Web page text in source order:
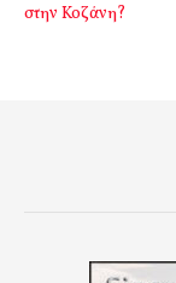
στην Κοζάνη?